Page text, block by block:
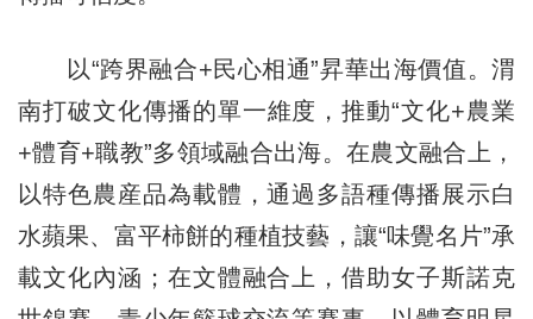
以“跨界融合+民心相通”昇華出海價值。渭
南打破文化傳播的單一維度，推動“文化+農業
+體育+職教”多領域融合出海。在農文融合上，
以特色農産品為載體，通過多語種傳播展示白
水蘋果、富平柿餅的種植技藝，讓“味覺名片”承
載文化內涵；在文體融合上，借助女子斯諾克